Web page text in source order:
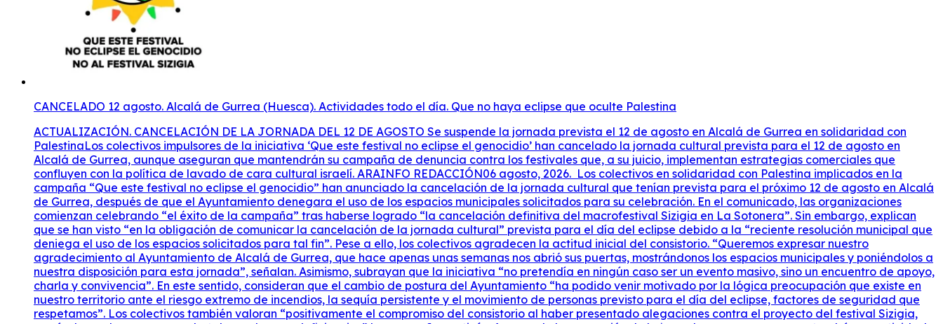
CANCELADO 12 agosto. Alcalá de Gurrea (Huesca). Actividades todo el día. Que no haya eclipse que oculte Palestina
ACTUALIZACIÓN. CANCELACIÓN DE LA JORNADA DEL 12 DE AGOSTO Se suspende la jornada prevista el 12 de agosto en Alcalá de Gurrea en solidaridad con PalestinaLos colectivos impulsores de la iniciativa ‘Que este festival no eclipse el genocidio’ han cancelado la jornada cultural prevista para el 12 de agosto en Alcalá de Gurrea, aunque aseguran que mantendrán su campaña de denuncia contra los festivales que, a su juicio, implementan estrategias comerciales que confluyen con la política de lavado de cara cultural israelí. ARAINFO REDACCIÓN06 agosto, 2026. Los colectivos en solidaridad con Palestina implicados en la campaña “Que este festival no eclipse el genocidio” han anunciado la cancelación de la jornada cultural que tenían prevista para el próximo 12 de agosto en Alcalá de Gurrea, después de que el Ayuntamiento denegara el uso de los espacios municipales solicitados para su celebración. En el comunicado, las organizaciones comienzan celebrando “el éxito de la campaña” tras haberse logrado “la cancelación definitiva del macrofestival Sizigia en La Sotonera”. Sin embargo, explican que se han visto “en la obligación de comunicar la cancelación de la jornada cultural” prevista para el día del eclipse debido a la “reciente resolución municipal que deniega el uso de los espacios solicitados para tal fin”. Pese a ello, los colectivos agradecen la actitud inicial del consistorio. “Queremos expresar nuestro agradecimiento al Ayuntamiento de Alcalá de Gurrea, que hace apenas unas semanas nos abrió sus puertas, mostrándonos los espacios municipales y poniéndolos a nuestra disposición para esta jornada”, señalan. Asimismo, subrayan que la iniciativa “no pretendía en ningún caso ser un evento masivo, sino un encuentro de apoyo, charla y convivencia”. En este sentido, consideran que el cambio de postura del Ayuntamiento “ha podido venir motivado por la lógica preocupación que existe en nuestro territorio ante el riesgo extremo de incendios, la sequía persistente y el movimiento de personas previsto para el día del eclipse, factores de seguridad que respetamos”. Los colectivos también valoran “positivamente el compromiso del consistorio al haber presentado alegaciones contra el proyecto del festival Sizigia, sumándose a las voces que alertaban sobre sus deficiencias”.La campaña continúa A pesar de la suspensión de la jornada, aseguran que mantendrán su actividad. “Seguiremos impulsando con firmeza las campañas de información contra otros eventos que mantienen vínculos con el fondo sionismo (como es el caso del Monegros Desert Festival o el Festival Own Spirit) y seguiremos vigilantes en defensa de nuestro territorio y ante cualquier intento de convertirlo en un destino atractivo para el turismo sionista”, afirman. El comunicado concluye con un agradecimiento “a todas las personas, plataformas y colectivos implicados en esta red solidaria que, día a día, sigue trabajando incansablemente para denunciar el genocidio en Palestina y en defensa de nuestro territorio”. “Hoy, a pesar de la cancelación de nuestra jornada el día del eclipse, podemos afirmar con orgullo que ningún festival ha logrado eclipsar el genocidio; una buena noticia para el territorio y una victoria de la organización colectiva”, concluyen. 1 de julio 🇵🇸Desde los colectivos de Aragón con Palestina hemos organizado para el próximo 12 de agosto en Alcalá de Gurrea (Huesca) una jornada por Palestina que esperamos muestre que "ningún festival puede eclipsar un genocidio." 🥗Habrá comida popular, charlas, musíca y hasta bañito refrescante quizás. Programa 12:30 Recibimiento14:00 Comida popular15:30 Charla de Yala Nafarroa a mano de Lidon Soriano17:00 Concentración, reivindicación de la lucha y fortaleza de la red.18:00 Concierto “Pirineo Gypsy Jazz”19:00 Cierre 💦 Contamos con espacios sombreados y también de interior con baños para soportar el calor. ✊🏽A la tarde haremos una concentración para mostrar el rechazo al festival Sizigia. 🌕🌑Habrá tiempo para que cada quién escoja desde dónde y cómo quiere ver el eclipse. En esa zona se verá al 100% entre las 20:30-20:32h. 🕶️Tendremos gafas customizadas con el precioso logo. 👉NO compres en Amazon ✊🏽🇵🇸Vamos a transformar un evento de lavado de cara Sionista en un acto de solidaridad con Palestina ¡Aragón libre de Sionismo! ❤️‍🔥Sabemos que desde otros territorios como Cataluña, Euskal Herria o Galiza se están organizando para acudir. ¡Os esperamos! Una vez más... 🔥QUE ESTE FESTIVAL NO ECLIPSE El GENOCIDIO🔥 Celebra “el poder de la organización colectiva” por la cancelación del Sizigia con una jornada en Alcalá de Gurrea (Huesca)Lugar: Alcalá de Gurrea (Huesca)Fecha: 12/08/2026La jornada se desarrollará el 12 de agosto —coincidiendo con el eclipse— en Alcalá de Gurrea como un acto de apoyo al pueblo palestino. Los colectivos convocantes anuncian la continuidad de la campaña contra el lavado de cara cultural del genocidio a través de festivales musicales realizados en el Alto Aragón. PABLO HÍJAR, 1 julio, 2026. 07:00Última actualización: 02 agosto, 2026. 07:00 Los colectivos de protección de la naturaleza y de solidaridad con Palestina del Alto Aragón han celebrado la cancelación definitiva del macrofestival de La Sotonera, anunciada por la empresa organizadora el viernes de la semana pasada. La cancelación llegaba después de que el INAGA, en una resolución emitida el 20 de julio, apreciara “carencias documentales” y un “insuficiente planteamiento de alternativas” en el proyecto del macrofestival que se pretendía realizar en La Sotonera, un espacio de alto valor ambiental y que cuenta con protección. El organismo público dispuso la obligación de someter el evento a una evaluación ambiental ordinaria y conminaba a los organizadores a realizar una importante batería de cambios y correcciones en su estudio de impacto ambiental. En particular, las plataformas que integran una campaña conjunta que pretende denunciar la instrumentalización de los festivales que se realizan en el territorio altoaragonés para el lavado de cara del genocidio en Palestina, y que arrancó a comienzos de este año, atribuyen este desenlace al trabajo de organización y movilización desarrollado durante los últimos meses. De hecho, su colaboración con los grupos ecologistas y entidades conservacionistas ha sido una de las claves para entender la suspensión del festival. En un comunicado difundido a través de redes sociales y canales de mensajería, sostienen que la suspensión demuestra “el poder de la organización colectiva” y reivindican “el éxito” de la campaña impulsada contra el evento. Las organizaciones anuncian, además, que mantendrán la campaña de boicot contra el fondo de inversión KKR y contra otros festivales que, según denuncian, mantienen relaciones con este fondo o que contratan artistas israelíes en una política comercial de atracción de público proveniente del Estado sionista. En este sentido, señalan que continuarán sus acciones informativas en torno al Monegros Desert Festival, ya celebrado el fin de semana pasado, y al Own Spirit Festival, previsto entre el 2 y el 7 de septiembre en Baldellou (Ribagorza). Ambos festivales han obviado hasta ahora los llamamientos de las organizaciones de solidaridad con Palestina, así como las recomendaciones de la campaña internacional BDS —Boicot, Desinversión y Sanciones— para detener el lavado de cara israelí en Europa a través de la cultura. El primero —Monegros Desert Festival— mantiene al fondo proisraelí como el principal accionista de su matriz empresarial y organizó, de la mano de la DJ canaria Indira Paganotto, un escenario donde, entre otros, han actuado los artistas israelíes Astrix, Captain Hook y Ace Ventura. El segundo —Own Spirit—, organizado por el mismo equipo que el Sizigia, abrió la polémica en Aragón sobre la participación de artistas y público procedente de Israel cuando asistentes denunciaron en septiembre de 2025 la retirada de un pequeño cartel solidario con el pueblo palestino o describieron la presencia de un numeroso público llegado desde la entidad colonial. Hasta entonces, el fenómeno había pasado casi inadvertido. Incentivos fiscales y subvenciones para elRow Esta semana Hordago-El Salto publicaba una pieza de Ahoztar Zelaieta que ponía el foco en las ventajas fiscales que elRow, la matriz que organiza el Monegros Desert Festival y las propias fiestas de elRow, obtendría de la Diputación de Bizkaia después de trasladar su domicilio fiscal desde Catalunya. Este traslado, según sus propios gestores, obedeció únicamente a la voluntad de disfrutar de los incentivos fiscales. El fondo KKR participa en el grupo catalán a través de Superstruct, una de las principales multinacionales dedicadas a la promoción de grandes eventos y que adquirió en 2024. En el artículo, además, desgrana cómo este entramado societario ha penetrado en el propio tejido institucional de la CAV. Las ventajas otorgadas supondrían, según la información publicada, alcanzar deducciones de hasta el 50% del gasto. Además, habrían recibido 195.000 euros en subvenciones directas de la Diputación de Bizkaia (Departamento de Promoción Económica) y un contrato de 83.455 euros del Bilbao Exhibition Center (BEC). Jornada solidaria en Alcalá de Gurrea (Huesca) Las plataformas y colectivos de solidaridad con Palestina llevan dos semanas anunciando que convocan una cita en Alcalá de Gurrea el 12 de agosto como protesta por la celebración del festival Sizigia. Tras su cancelación, han confirmado que mantienen la convocatoria como una jornada de apoyo al pueblo palestino. El programa incluirá comida popular, una charla, actuaciones musicales y una concentración para mostrar su rechazo a las entidades que, según afirman, “apoyan y financian el genocidio”. Anuncian que el evento contará “con espacios sombreados” y las personas que se desplacen a la localidad, si así lo desean, podrán darse “un bañito refrescante” en las piscinas municipales de la localidad. Por último, anuncian que tendrán disponibles “gafas cust